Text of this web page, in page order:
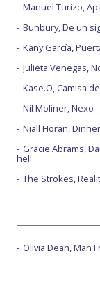
Simplemente
Un latido
Manuel Turizo,
Bunbury, De un
Kany García,
Julieta Venegas,
Kase.O, Camisa
Nil Moliner, Nexo
Niall Horan,
Gracie Abrams,
hell
The Strokes,
Olivia Dean, Man I